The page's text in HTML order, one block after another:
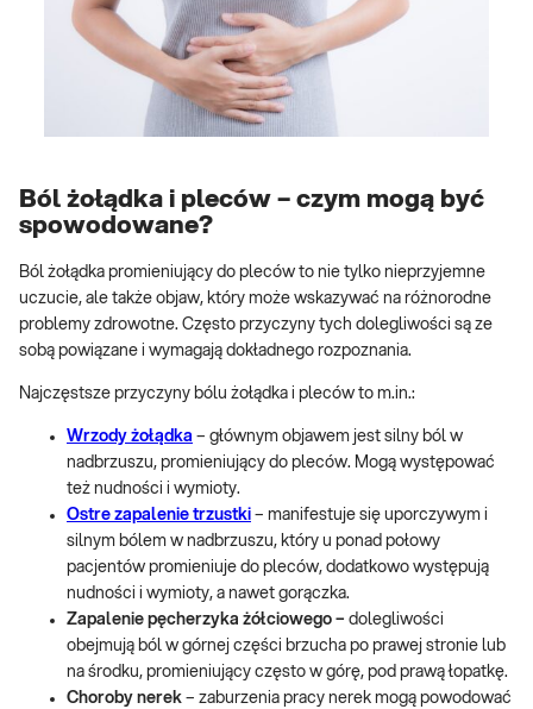
Ból żołądka i pleców – czym mogą być
spowodowane?
Ból żołądka promieniujący do pleców to nie tylko nieprzyjemne
uczucie, ale także objaw, który może wskazywać na różnorodne
problemy zdrowotne. Często przyczyny tych dolegliwości są ze
sobą powiązane i wymagają dokładnego rozpoznania.
Najczęstsze przyczyny bólu żołądka i pleców to m.in.:
Wrzody żołądka – głównym objawem jest silny ból w
nadbrzuszu, promieniujący do pleców. Mogą występować
też nudności i wymioty.
Ostre zapalenie trzustki – manifestuje się uporczywym i
silnym bólem w nadbrzuszu, który u ponad połowy
pacjentów promieniuje do pleców, dodatkowo występują
nudności i wymioty, a nawet gorączka.
Zapalenie pęcherzyka żółciowego – dolegliwości
obejmują ból w górnej części brzucha po prawej stronie lub
na środku, promieniujący często w górę, pod prawą łopatkę.
Choroby nerek – zaburzenia pracy nerek mogą powodować